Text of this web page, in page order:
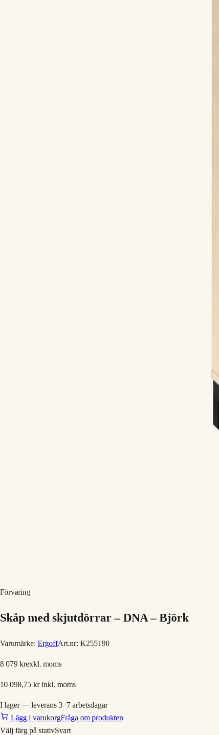
Förvaring
Skåp med skjutdörrar – DNA – Björk
Varumärke: ErgoffArt.nr: K255190
8 079 krexkl. moms
10 098,75 krinkl. moms
I lager — leverans 3–7 arbetsdagar
Lägg i varukorgFråga om produkten
Välj färg på stativSvart